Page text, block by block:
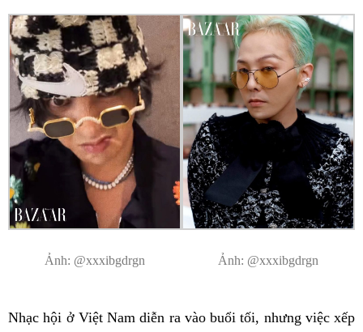
Ảnh: @xxxibgdrgn Ảnh: @xxxibgdrgn
Nhạc hội ở Việt Nam diễn ra vào buổi tối, nhưng việc xếp